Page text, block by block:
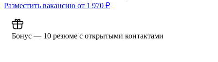
Разместить вакансию от 1 970 ₽
Бонус — 10 резюме с открытыми контактами